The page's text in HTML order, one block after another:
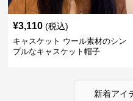
¥3,110 (税込)
キャスケット ウール素材のシン
プルなキャスケット帽子
新着アイ